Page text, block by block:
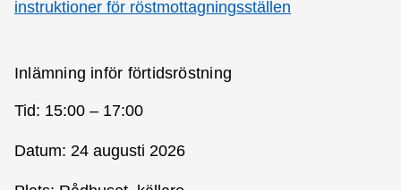
instruktioner för röstmottagningsställen
Inlämning inför förtidsröstning
Tid: 15:00 – 17:00
Datum: 24 augusti 2026